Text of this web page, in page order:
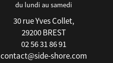
du lundi au samedi
30 rue Yves Collet,
29200 BREST
02 56 31 86 91
contact@side-shore.com